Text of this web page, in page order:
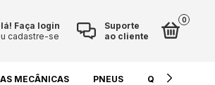
Suporte
ao cliente
Faça login
cadastre-se
0
MECÂNICAS PNEUS QUÍMICOS E